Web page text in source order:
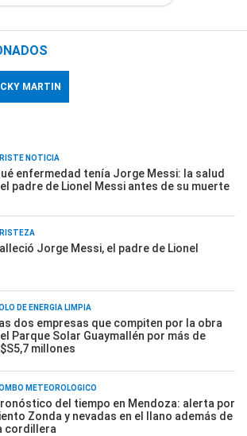
MARTIN
NOTICIA
enfermedad tenía Jorge Messi: la salud
padre de Lionel Messi antes de su muerte
Jorge Messi, el padre de Lionel
DE ENERGÍA LIMPIA
dos empresas que compiten por la obra
Parque Solar Guaymallén por más de
millones
METEOROLÓGICO
del tiempo en Mendoza: alerta por
Zonda y nevadas en el llano además de
cordillera